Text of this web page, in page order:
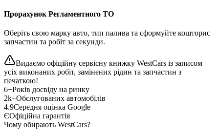
Прорахунок Регламентного ТО
Оберіть свою марку авто, тип палива та сформуйте кошторис
запчастин та робіт за секунди.
Видаємо офіційну сервісну книжку WestCars із записом
усіх виконаних робіт, замінених рідин та запчастин з
печаткою!
6+Років досвіду на ринку
2k+Обслугованих автомобілів
4.9Середня оцінка Google
ЄОфіційна гарантія
Чому обирають WestCars?